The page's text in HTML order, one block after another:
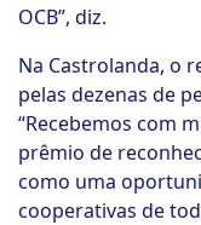
OCB”, diz.
Na Castrolanda, o
pelas dezenas de
“Recebemos com
prêmio de
como uma
cooperativas de